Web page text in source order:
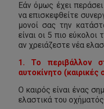
Εάν όμως έχει
να επισκεφθείτε
μονοί σας την
είναι οι 5 πιο
αν χρειάζεστε νέα
1. Το περιβάλλον
αυτοκίνητο (καιρικές
Ο καιρός είναι ένας
ελαστικά του